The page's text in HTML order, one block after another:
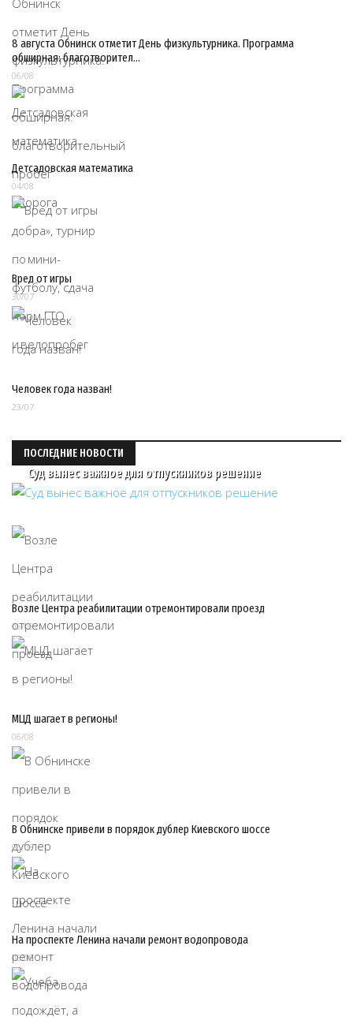
8 августа Обнинск отметит День физкультурника. Программа
обширная: благотворител…
06/08
Детсадовская математика
04/08
Вред от игры
30/07
Человек года назван!
23/07
ПОСЛЕДНИЕ НОВОСТИ
Суд вынес важное для отпускников решение
Возле Центра реабилитации отремонтировали проезд
06/08
МЦД шагает в регионы!
06/08
В Обнинске привели в порядок дублер Киевского шоссе
06/08
На проспекте Ленина начали ремонт водопровода
06/08